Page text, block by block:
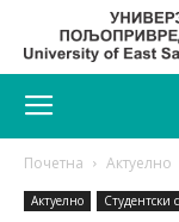
Почетна Актуелно
Актуелно Студентски